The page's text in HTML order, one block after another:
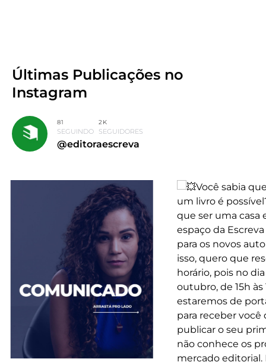
Últimas Publicações no
Instagram
81
SEGUINDO
2K
SEGUIDORES
@editoraescreva